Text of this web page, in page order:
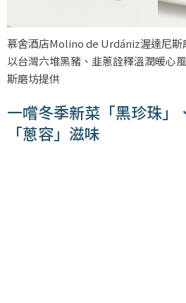
慕舍酒店Molino de Urdániz渥達尼斯
以台灣六堆黑豬、韭蔥詮釋溫潤暖心
斯磨坊提供
一嚐冬季新菜「黑珍珠」
「蔥容」滋味